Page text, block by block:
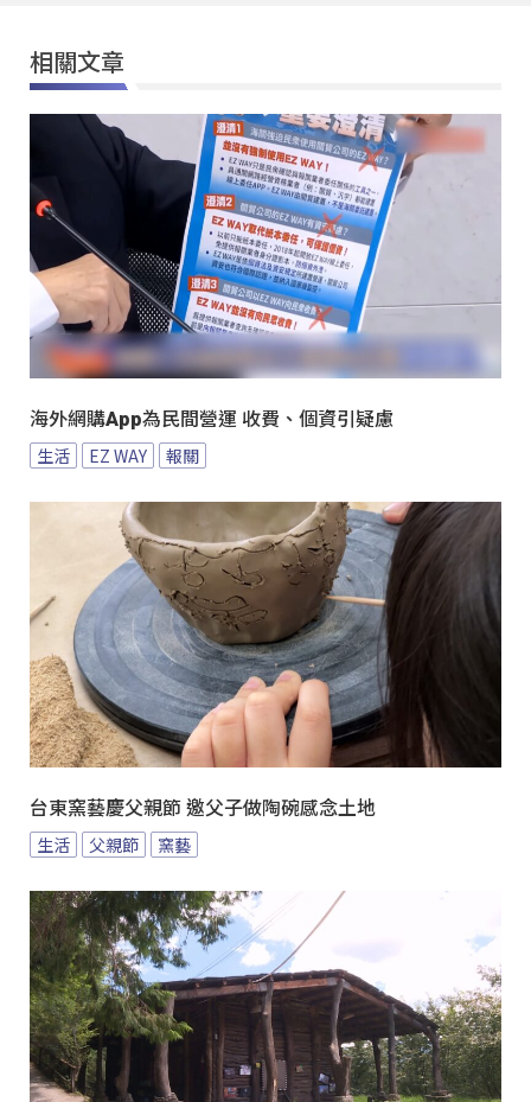
相關文章
海外網購App為民間營運 收費、個資引疑慮
生活 EZ WAY 報關
台東窯藝慶父親節 邀父子做陶碗感念土地
生活 父親節 窯藝